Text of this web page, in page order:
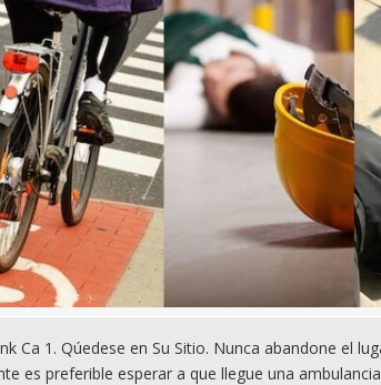
Ca 1. Qúedese en Su Sitio. Nunca abandone el
es preferible esperar a que llegue una